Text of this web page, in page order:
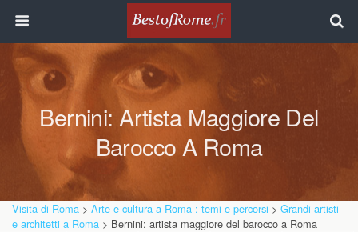
Bernini: Artista Maggiore Del
Barocco A Roma
Visita di Roma > Arte e cultura a Roma : temi e percorsi > Grandi artisti
e architetti a Roma > Bernini: artista maggiore del barocco a Roma